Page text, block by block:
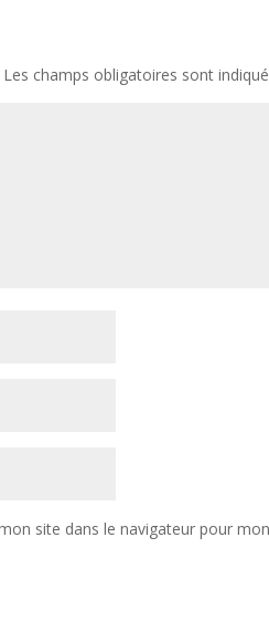
Les champs obligatoires sont
site dans le navigateur pour